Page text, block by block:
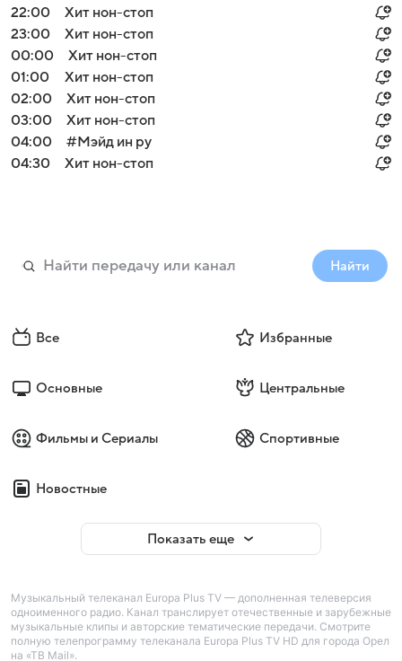
22:00
Хит нон-стоп
23:00
Хит нон-стоп
00:00
Хит нон-стоп
01:00
Хит нон-стоп
02:00
Хит нон-стоп
03:00
Хит нон-стоп
04:00
#Мэйд ин ру
04:30
Хит нон-стоп
Найти
Все Избранные
Основные Центральные
Фильмы и Сериалы Спортивные
Новостные
Показать еще
Музыкальный телеканал Europa Plus TV — дополненная телеверсия
одноименного радио. Канал транслирует отечественные и зарубежные
музыкальные клипы и авторские тематические передачи. Смотрите
полную телепрограмму телеканала Europa Plus TV HD для города Орел
на «ТВ Mail».